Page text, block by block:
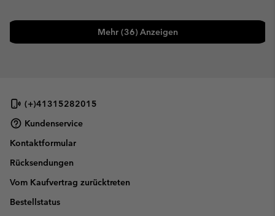
Mehr (36) Anzeigen
(+)41315282015
Kundenservice
Kontaktformular
Rücksendungen
Vom Kaufvertrag zurücktreten
Bestellstatus